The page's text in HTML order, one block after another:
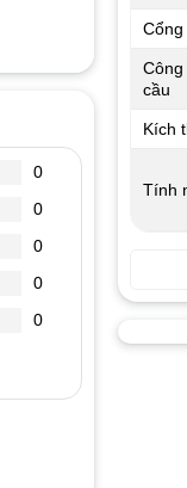
0
0
0
0
0
Công
cầu
Kích
Tính